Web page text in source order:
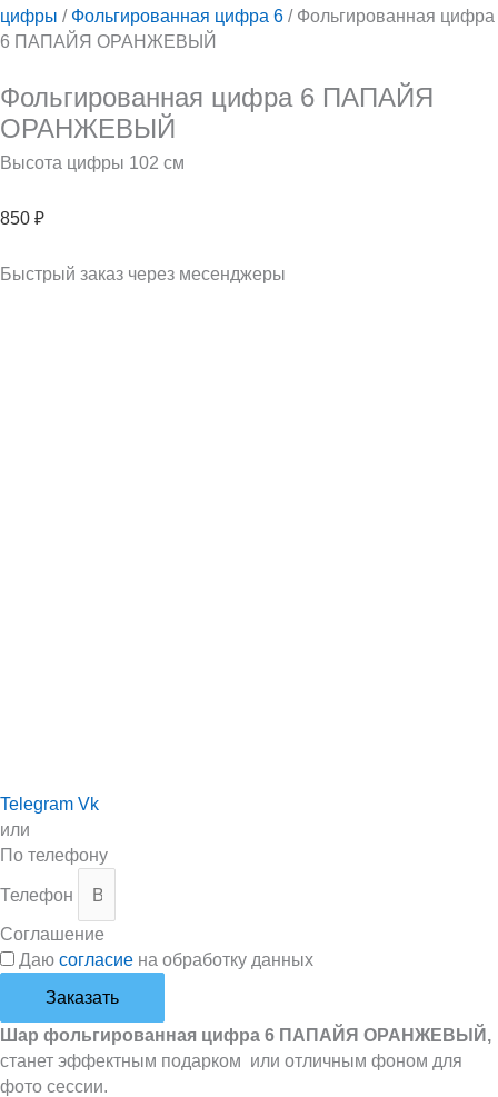
цифры / Фольгированная цифра 6 / Фольгированная цифра
6 ПАПАЙЯ ОРАНЖЕВЫЙ
Фольгированная цифра 6 ПАПАЙЯ
ОРАНЖЕВЫЙ
Высота цифры 102 см
850 ₽
Быстрый заказ через месенджеры
Telegram Vk
или
По телефону
Телефон
Соглашение
Даю согласие на обработку данных
Заказать
Шар фольгированная цифра 6 ПАПАЙЯ ОРАНЖЕВЫЙ,
станет эффектным подарком или отличным фоном для
фото сессии.